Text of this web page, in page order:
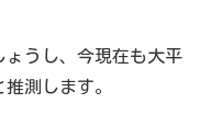
うし、今現在も大平
測します。